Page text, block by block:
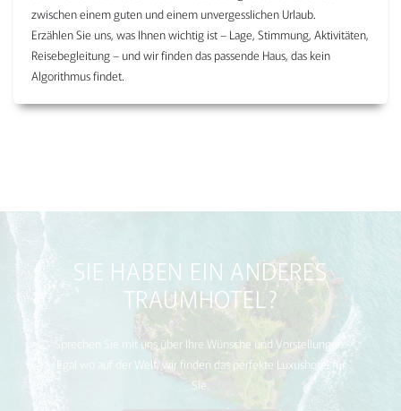
zwischen einem guten und einem unvergesslichen Urlaub.
Erzählen Sie uns, was Ihnen wichtig ist – Lage, Stimmung, Aktivitäten,
Reisebegleitung – und wir finden das passende Haus, das kein
Algorithmus findet.
SIE HABEN EIN ANDERES
TRAUMHOTEL?
Sprechen Sie mit uns über Ihre Wünsche und Vorstellungen.
Egal wo auf der Welt, wir finden das perfekte Luxushotel für
Sie.